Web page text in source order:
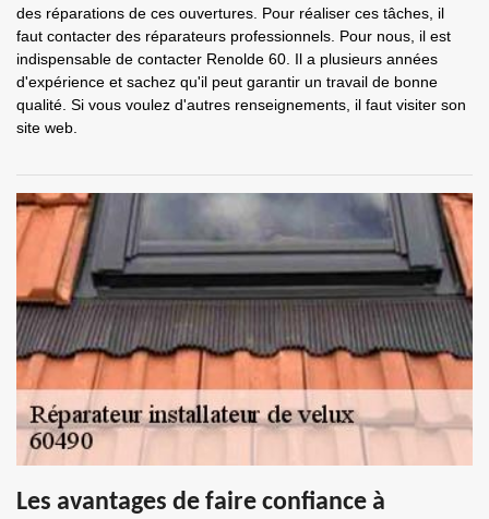
des réparations de ces ouvertures. Pour réaliser ces tâches, il
faut contacter des réparateurs professionnels. Pour nous, il est
indispensable de contacter Renolde 60. Il a plusieurs années
d'expérience et sachez qu'il peut garantir un travail de bonne
qualité. Si vous voulez d'autres renseignements, il faut visiter son
site web.
Les avantages de faire confiance à